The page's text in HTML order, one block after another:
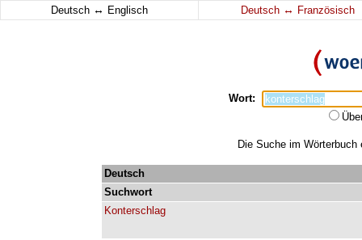
Deutsch ↔ Englisch Deutsch ↔ Französisch
Wort:
Die Suche im
Deutsch
Suchwort
Konterschlag